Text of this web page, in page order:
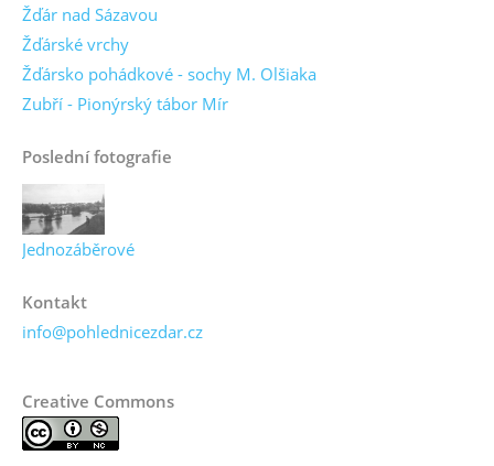
Žďár nad Sázavou
Žďárské vrchy
Žďársko pohádkové - sochy M. Olšiaka
Zubří - Pionýrský tábor Mír
Poslední fotografie
Jednozáběrové
Kontakt
info@pohlednicezdar.cz
Creative Commons